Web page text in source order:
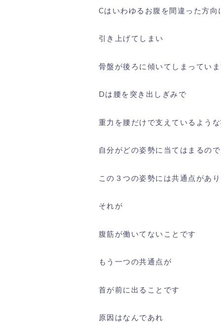
Cはいわゆるお腹を間違った方向
引き上げてしまい
骨盤が後ろに傾いてしまってい
Dは腰を突き出しぎみで
重力を腰だけで支えているよう
自分がどの姿勢に当てはまるの
この３つの姿勢には共通点があ
それが
腹筋が働いてないことです
もう一つの共通点が
首が前に出ることです
原因はなんであれ